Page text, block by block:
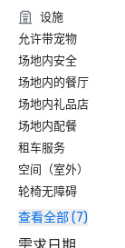
设施
允许带宠物
场地内安全
场地内的餐厅
场地内礼品店
场地内配餐
租车服务
空间（室外）
轮椅无障碍
查看全部 (7)